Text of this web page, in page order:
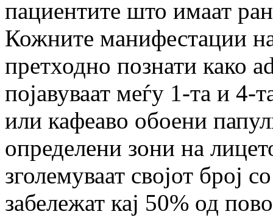
пациентите што имаат
Кожните манифестации
претходно познати како
појавуваат меѓу 1-та и 4-
или кафеаво обоени
определени зони на
зголемуваат својот број
забележат кај 50% од